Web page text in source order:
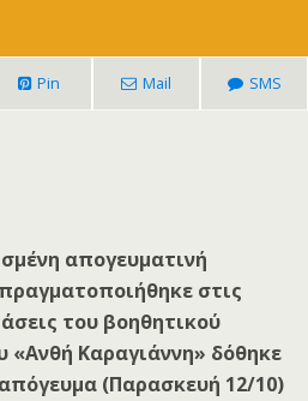
Pin Mail SMS
απογευματινή
στις
του βοηθητικού
«Ανθή Καραγιάννη» δόθηκε
(Παρασκευή 12/10)